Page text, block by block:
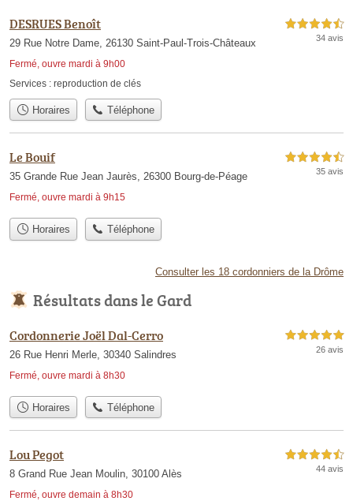
DESRUES Benoît
29 Rue Notre Dame, 26130 Saint-Paul-Trois-Châteaux
Fermé, ouvre mardi à 9h00
4,5 étoiles sur 5
34 avis
Services : reproduction de clés
Horaires Téléphone
Le Bouif
35 Grande Rue Jean Jaurès, 26300 Bourg-de-Péage
Fermé, ouvre mardi à 9h15
4,5 étoiles sur 5
35 avis
Horaires Téléphone
Consulter les 18 cordonniers de la Drôme
Résultats dans le Gard
Cordonnerie Joël Dal-Cerro
26 Rue Henri Merle, 30340 Salindres
Fermé, ouvre mardi à 8h30
5,0 étoiles sur 5
26 avis
Horaires Téléphone
Lou Pegot
8 Grand Rue Jean Moulin, 30100 Alès
Fermé, ouvre demain à 8h30
4,5 étoiles sur 5
44 avis